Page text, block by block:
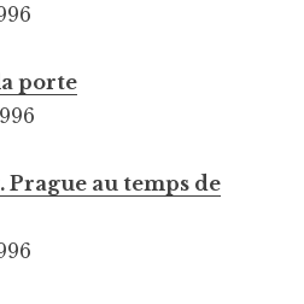
porte
Prague au temps de